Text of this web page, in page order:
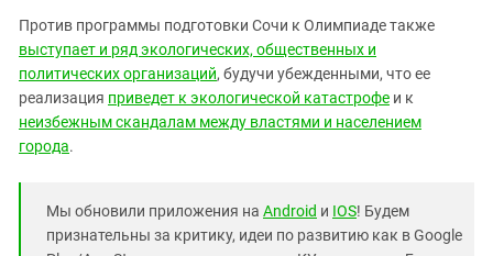
Против программы подготовки Сочи к Олимпиаде также
выступает и ряд экологических, общественных и
политических организаций, будучи убежденными, что ее
реализация приведет к экологической катастрофе и к
неизбежным скандалам между властями и населением
города.
Мы обновили приложения на Android и IOS! Будем
признательны за критику, идеи по развитию как в Google